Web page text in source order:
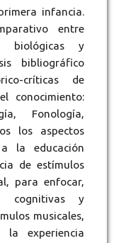
infancia.
entre
biológicas y
bibliográfico
críticas de
conocimiento:
Fonología,
los aspectos
la educación
de estímulos
para enfocar,
cognitivas y
musicales,
experiencia